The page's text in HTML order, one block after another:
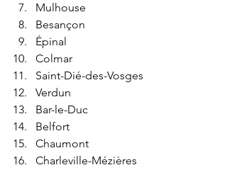
Mulhouse
Besançon
Épinal
Colmar
Saint-Dié-des-Vosges
Verdun
Bar-le-Duc
Belfort
Chaumont
Charleville-Mézières